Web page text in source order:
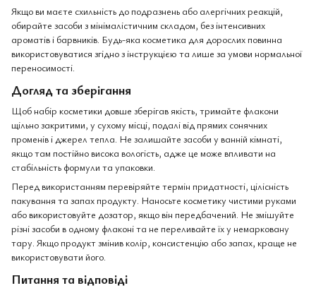
Якщо ви маєте схильність до подразнень або алергічних реакцій,
обирайте засоби з мінімалістичним складом, без інтенсивних
ароматів і барвників. Будь-яка косметика для дорослих повинна
використовуватися згідно з інструкцією та лише за умови нормальної
переносимості.
Догляд та зберігання
Щоб набір косметики довше зберігав якість, тримайте флакони
щільно закритими, у сухому місці, подалі від прямих сонячних
променів і джерел тепла. Не залишайте засоби у ванній кімнаті,
якщо там постійно висока вологість, адже це може впливати на
стабільність формули та упаковки.
Перед використанням перевіряйте термін придатності, цілісність
пакування та запах продукту. Наносьте косметику чистими руками
або використовуйте дозатор, якщо він передбачений. Не змішуйте
різні засоби в одному флаконі та не переливайте їх у немарковану
тару. Якщо продукт змінив колір, консистенцію або запах, краще не
використовувати його.
Питання та відповіді